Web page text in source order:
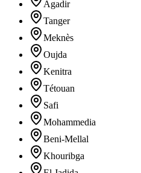
Agadir
Tanger
Meknès
Oujda
Kenitra
Tétouan
Safi
Mohammedia
Beni-Mellal
Khouribga